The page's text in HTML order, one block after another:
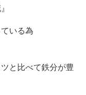
いる為
と比べて鉄分が豊